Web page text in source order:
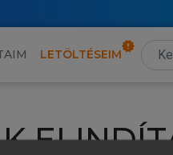
LETÖLTÉSEIM